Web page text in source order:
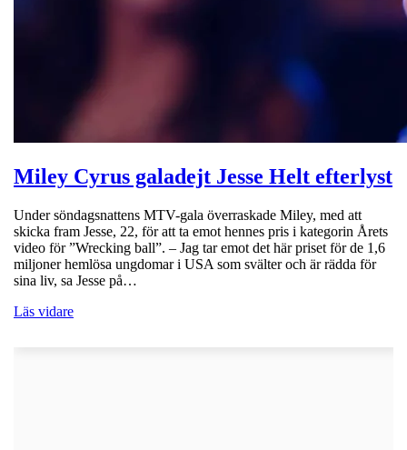
Miley Cyrus galadejt Jesse Helt efterlyst
Under söndagsnattens MTV-gala överraskade Miley, med att
skicka fram Jesse, 22, för att ta emot hennes pris i kategorin Årets
video för ”Wrecking ball”. – Jag tar emot det här priset för de 1,6
miljoner hemlösa ungdomar i USA som svälter och är rädda för
sina liv, sa Jesse på…
Läs vidare